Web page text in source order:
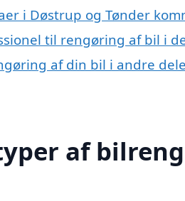
i Døstrup og Tønder
til rengøring af bil i
af din bil i andre
af